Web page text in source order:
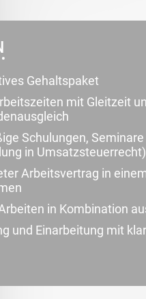
Gehaltspaket
mit Gleitzeit
Schulungen,
in Umsatzsteuerrecht)
Arbeitsvertrag in
in Kombination
und Einarbeitung mit